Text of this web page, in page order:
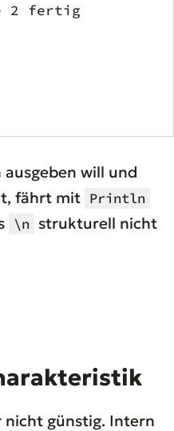
2 fertig
will und
fährt mit Println
\n strukturell nicht
nicht günstig. Intern